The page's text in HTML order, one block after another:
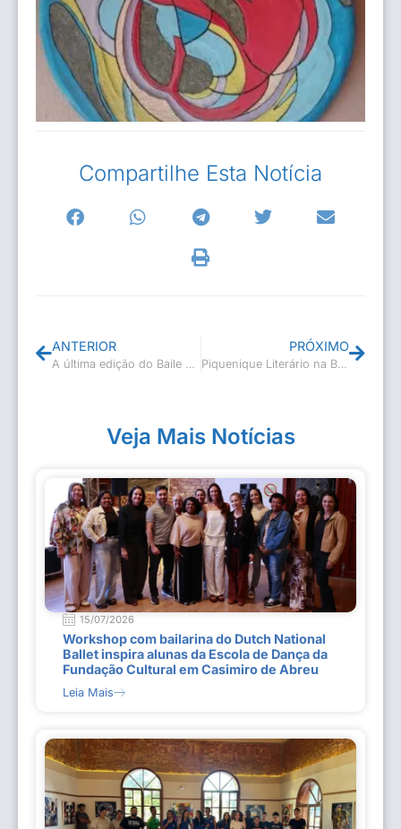
Compartilhe Esta Notícia
ANTERIOR
A última edição do Baile Retrô foi um sucesso!
PRÓXIMO
Piquenique Literário na Biblioteca Carlos Drummond de Andrade
Veja Mais Notícias
15/07/2026
Workshop com bailarina do Dutch National
Ballet inspira alunas da Escola de Dança da
Fundação Cultural em Casimiro de Abreu
Leia Mais